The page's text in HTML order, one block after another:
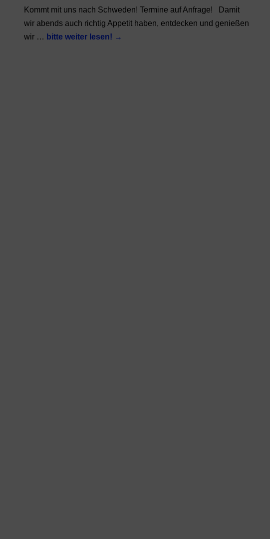
Kommt mit uns nach Schweden! Termine auf Anfrage! Damit
wir abends auch richtig Appetit haben, entdecken und genießen
wir … bitte weiter lesen! →